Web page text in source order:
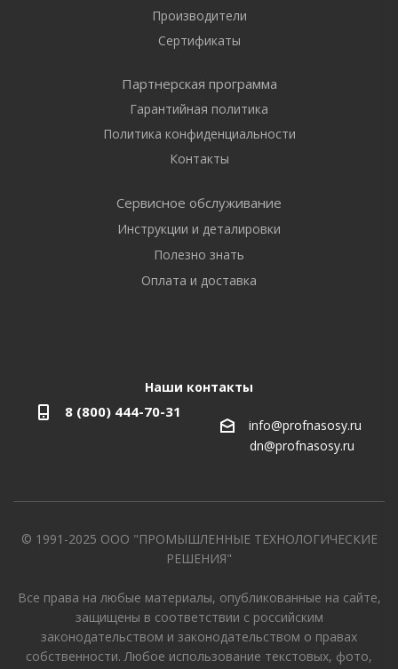
Производители
Сертификаты
Партнерская программа
Гарантийная политика
Политика конфиденциальности
Контакты
Сервисное обслуживание
Инструкции и деталировки
Полезно знать
Оплата и доставка
Наши контакты
8 (800) 444-70-31
info@profnasosy.ru
dn@profnasosy.ru
© 1991-2025 ООО "ПРОМЫШЛЕННЫЕ ТЕХНОЛОГИЧЕСКИЕ
РЕШЕНИЯ"
Все права на любые материалы, опубликованные на сайте,
защищены в соответствии с российским
законодательством и законодательством о правах
собственности. Любое использование текстовых, фото,